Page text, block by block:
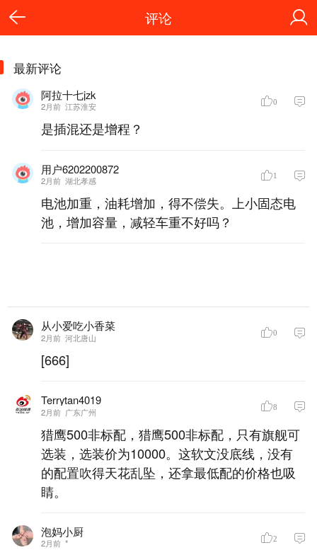
评论
最新评论
阿拉十七jzk
2月前 江苏淮安 0
是插混还是增程？
用户6202200872
2月前 湖北孝感 1
电池加重，油耗增加，得不偿失。上小固态电
池，增加容量，减轻车重不好吗？
从小爱吃小香菜
2月前 河北唐山 0
[666]
Terrytan4019
2月前 广东广州 8
猎鹰500非标配，猎鹰500非标配，只有旗舰可
选装，选装价为10000。这软文没底线，没有
的配置吹得天花乱坠，还拿最低配的价格也吸
睛。
泡妈小厨
2月前 * 2